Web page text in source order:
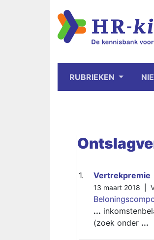
RUBRIEKEN
1. Vertrekpremie
13 maart 2018 |
...
(zoek onder ...